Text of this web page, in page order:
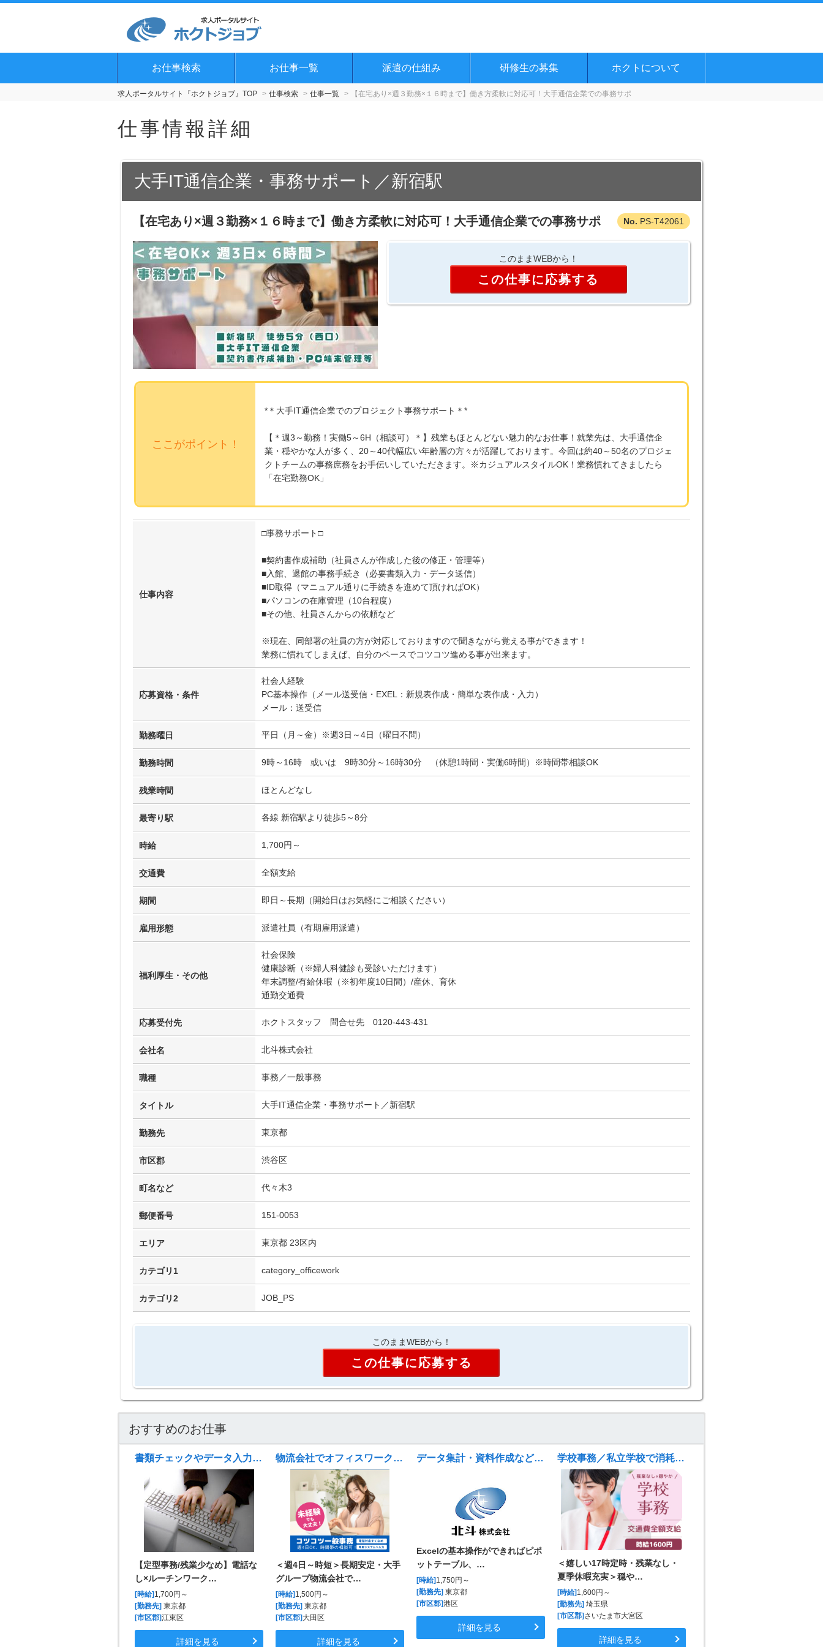
お仕事検索 お仕事一覧 派遣の仕組み 研修生の募集 ホクトについて
求人ポータルサイト『ホクトジョブ』TOP 仕事検索 仕事一覧 【在宅あり×週３勤務×１６時まで】働き方柔軟に対応可！大手通信企業での事務サポ
仕事情報詳細
大手IT通信企業・事務サポート／新宿駅
PS-T42061
【在宅あり×週３勤務×１６時まで】働き方柔軟に対応可！大手通信企業での事務サポ
このままWEBから！
この仕事に応募する
ここがポイント！
*＊大手IT通信企業でのプロジェクト事務サポート＊*
【＊週3～勤務！実働5～6H（相談可）＊】残業もほとんどない魅力的なお仕事！就業先は、大手通信企
業・穏やかな人が多く、20～40代幅広い年齢層の方々が活躍しております。今回は約40～50名のプロジェ
クトチームの事務庶務をお手伝いしていただきます。※カジュアルスタイルOK！業務慣れてきましたら
「在宅勤務OK」
仕事内容
□事務サポート□
■契約書作成補助（社員さんが作成した後の修正・管理等）
■入館、退館の事務手続き（必要書類入力・データ送信）
■ID取得（マニュアル通りに手続きを進めて頂ければOK）
■パソコンの在庫管理（10台程度）
■その他、社員さんからの依頼など
※現在、同部署の社員の方が対応しておりますので聞きながら覚える事ができます！
業務に慣れてしまえば、自分のペースでコツコツ進める事が出来ます。
応募資格・条件
社会人経験
PC基本操作（メール送受信・EXEL：新規表作成・簡単な表作成・入力）
メール：送受信
勤務曜日 平日（月～金）※週3日～4日（曜日不問）
勤務時間 9時～16時 或いは 9時30分～16時30分 （休憩1時間・実働6時間）※時間帯相談OK
残業時間 ほとんどなし
最寄り駅 各線 新宿駅より徒歩5～8分
時給 1,700円～
交通費 全額支給
期間 即日～長期（開始日はお気軽にご相談ください）
雇用形態 派遣社員（有期雇用派遣）
福利厚生・その他
社会保険
健康診断（※婦人科健診も受診いただけます）
年末調整/有給休暇（※初年度10日間）/産休、育休
通勤交通費
応募受付先 ホクトスタッフ 問合せ先 0120-443-431
会社名 北斗株式会社
職種 事務／一般事務
タイトル 大手IT通信企業・事務サポート／新宿駅
勤務先 東京都
市区郡 渋谷区
町名など 代々木3
郵便番号 151-0053
エリア 東京都 23区内
カテゴリ1 category_officework
カテゴリ2 JOB_PS
このままWEBから！
この仕事に応募する
おすすめのお仕事
書類チェックやデータ入力など一般事務
【定型事務/残業少なめ】電話な
し×ルーチンワーク…
[時給] 1,700円～
[勤務先] 東京都
[市区郡]江東区
詳細を見る
物流会社でオフィスワーク／データ入力やメールチェック
＜週4日～時短＞長期安定・大手
グループ物流会社で…
[時給] 1,500円～
[勤務先] 東京都
[市区郡] 大田区
詳細を見る
データ集計・資料作成など一般事務
Excelの基本操作ができればピポ
ットテーブル、…
[時給]1,750円～
[勤務先] 東京都
[市区郡]港区
詳細を見る
学校事務／私立学校で消耗品購入・会計ソフトへ入力
＜嬉しい17時定時・残業なし・
夏季休暇充実＞穏や…
[時給] 1,600円～
[勤務先] 埼玉県
[市区郡] さいたま市大宮区
詳細を見る